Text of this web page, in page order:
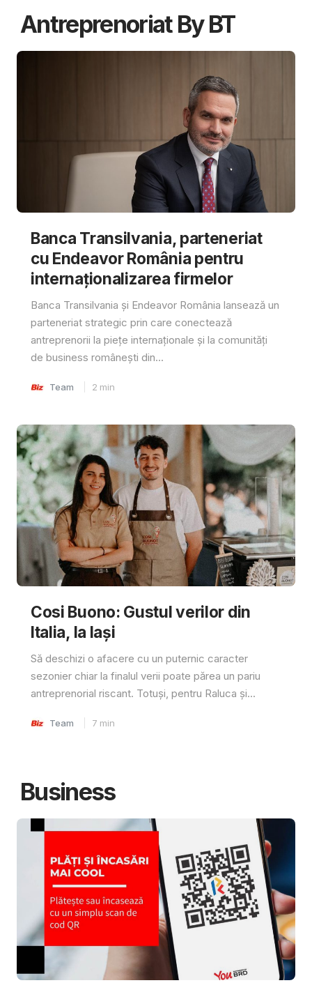
Antreprenoriat By BT
Banca Transilvania, parteneriat
cu Endeavor România pentru
internaționalizarea firmelor
Banca Transilvania și Endeavor România lansează un
parteneriat strategic prin care conectează
antreprenorii la piețe internaționale și la comunități
de business românești din...
Team 2 min
Cosi Buono: Gustul verilor din
Italia, la Iași
Să deschizi o afacere cu un puternic caracter
sezonier chiar la finalul verii poate părea un pariu
antreprenorial riscant. Totuși, pentru Raluca și...
Team 7 min
Business